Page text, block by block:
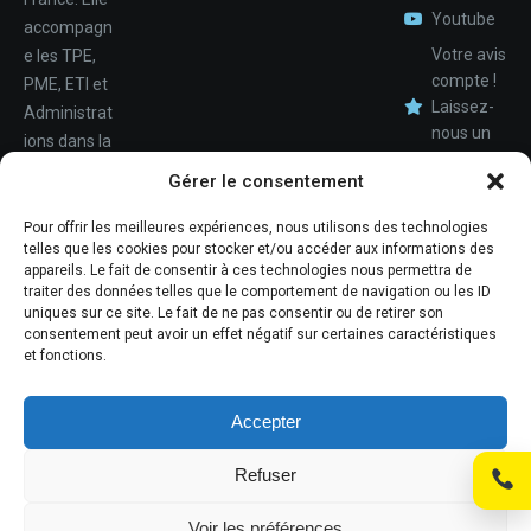
Gérer le consentement
Pour offrir les meilleures expériences, nous utilisons des technologies
telles que les cookies pour stocker et/ou accéder aux informations des
appareils. Le fait de consentir à ces technologies nous permettra de
traiter des données telles que le comportement de navigation ou les ID
uniques sur ce site. Le fait de ne pas consentir ou de retirer son
consentement peut avoir un effet négatif sur certaines caractéristiques
et fonctions.
Accepter
Refuser
Téléphone
accompagn
e les TPE,
PME, ETI et
Administrat
ions dans la
déploiemen
t et la
maintenan
ce de leur
système
ons.
Youtube
Votre avis
compte !
Laissez-
nous un